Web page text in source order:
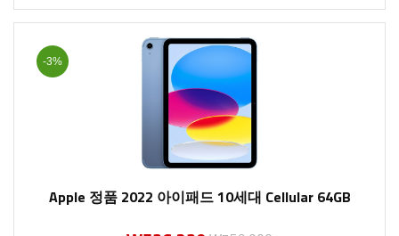
-3%
Apple 정품 2022 아이패드 10세대 Cellular 64GB